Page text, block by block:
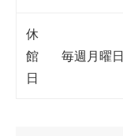
休
館
日
毎週月曜